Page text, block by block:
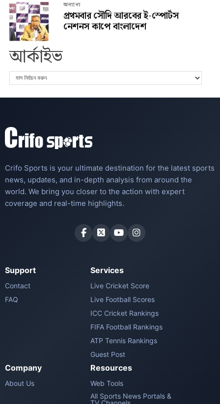
অন্যান্য
প্রথমবার সৌদি আরবের ই-স্পোর্টস
নেশনস কাপে বাংলাদেশ
আর্কাইভ
Crifo Sports is your ultimate destination for the latest sports
news, updates, and in-depth analysis from around the
world. We bring you closer to the action with expert
coverage and real-time highlights.
Support
Contact
FAQ
Services
Live Cricket Score
Live Football Scores
ICC Cricket Rankings
FIFA Football Rankings
ATP Tennis Rankings
Guest Post
Company
About Us
Resources
Web Tools
All Sports News Portals &